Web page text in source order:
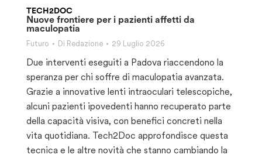
TECH2DOC
Nuove frontiere per i pazienti affetti da
maculopatia
Futuro Di Redazione 29 Luglio 2026
Due interventi eseguiti a Padova riaccendono la
speranza per chi soffre di maculopatia avanzata.
Grazie a innovative lenti intraoculari telescopiche,
alcuni pazienti ipovedenti hanno recuperato parte
della capacità visiva, con benefici concreti nella
vita quotidiana. Tech2Doc approfondisce questa
tecnica e le altre novità che stanno cambiando la